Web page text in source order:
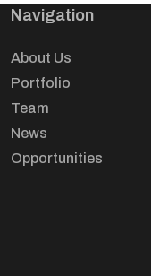
Navigation
About Us
Portfolio
Team
News
Opportunities